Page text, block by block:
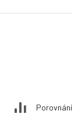
Porovnání